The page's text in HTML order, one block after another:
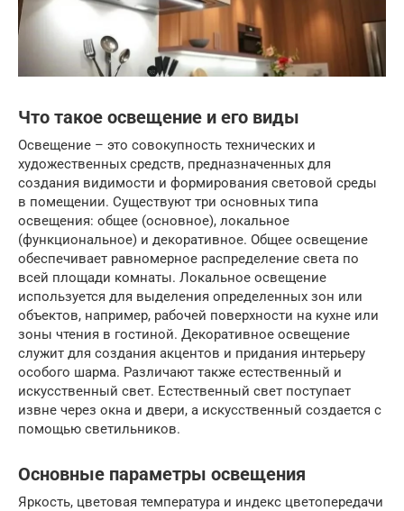
Что такое освещение и его виды
Освещение – это совокупность технических и
художественных средств, предназначенных для
создания видимости и формирования световой среды
в помещении. Существуют три основных типа
освещения: общее (основное), локальное
(функциональное) и декоративное. Общее освещение
обеспечивает равномерное распределение света по
всей площади комнаты. Локальное освещение
используется для выделения определенных зон или
объектов, например, рабочей поверхности на кухне или
зоны чтения в гостиной. Декоративное освещение
служит для создания акцентов и придания интерьеру
особого шарма. Различают также естественный и
искусственный свет. Естественный свет поступает
извне через окна и двери, а искусственный создается с
помощью светильников.
Основные параметры освещения
Яркость, цветовая температура и индекс цветопередачи